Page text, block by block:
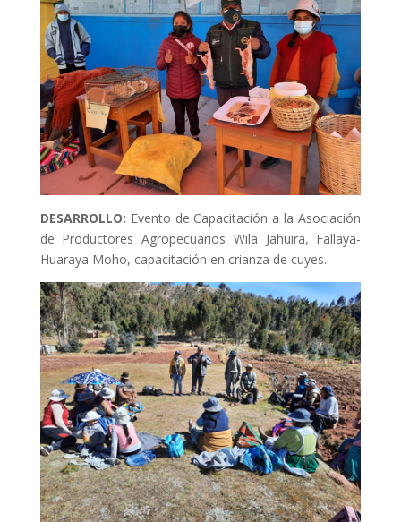
DESARROLLO: Evento de Capacitación a la Asociación
de Productores Agropecuarios Wila Jahuira, Fallaya-
Huaraya Moho, capacitación en crianza de cuyes.